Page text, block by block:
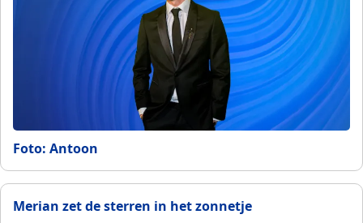
Foto: Antoon
Merian zet de sterren in het zonnetje